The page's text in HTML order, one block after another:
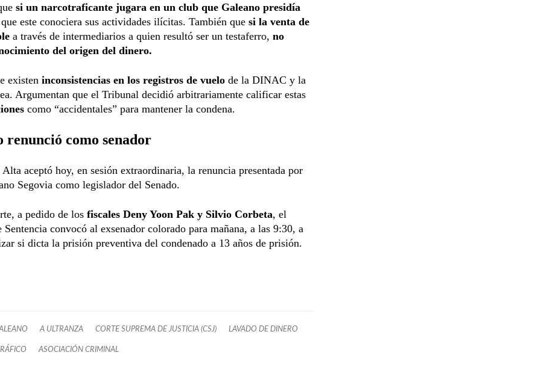
si un narcotraficante jugara en un club que Galeano presidía
este conociera sus actividades ilícitas. También que si la venta de
a través de intermediarios a quien resultó ser un testaferro, no
del origen del dinero.
existen inconsistencias en los registros de vuelo de la DINAC y la
Argumentan que el Tribunal decidió arbitrariamente calificar estas
como “accidentales” para mantener la condena.
renunció como senador
aceptó hoy, en sesión extraordinaria, la renuncia presentada por
Segovia como legislador del Senado.
a pedido de los fiscales Deny Yoon Pak y Silvio Corbeta, el
Sentencia convocó al exsenador colorado para mañana, a las 9:30, a
si dicta la prisión preventiva del condenado a 13 años de prisión.
A ULTRANZA CORTE SUPREMA DE JUSTICIA (CSJ) LAVADO DE DINERO
ASOCIACIÓN CRIMINAL